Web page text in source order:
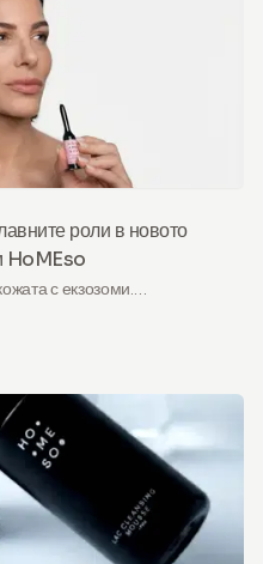
роли в новото
HoMEso
с екзозоми.
комбиниращ